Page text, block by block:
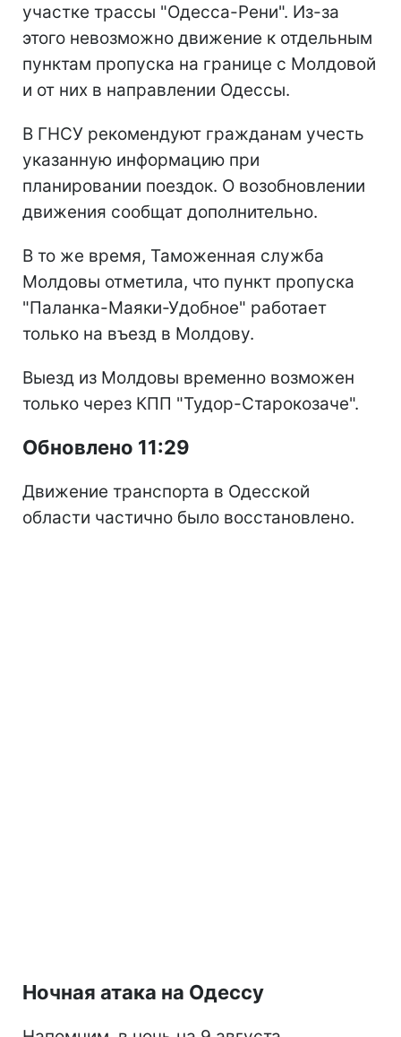
участке трассы "Одесса-Рени". Из-за
этого невозможно движение к отдельным
пунктам пропуска на границе с Молдовой
и от них в направлении Одессы.
В ГНСУ рекомендуют гражданам учесть
указанную информацию при
планировании поездок. О возобновлении
движения сообщат дополнительно.
В то же время, Таможенная служба
Молдовы отметила, что пункт пропуска
"Паланка-Маяки-Удобное" работает
только на въезд в Молдову.
Выезд из Молдовы временно возможен
только через КПП "Тудор-Старокозаче".
Обновлено 11:29
Движение транспорта в Одесской
области частично было восстановлено.
Ночная атака на Одессу